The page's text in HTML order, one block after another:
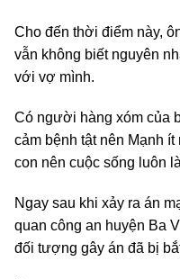
Cho đến thời điểm này,
vẫn không biết nguyên
với vợ mình.
Có người hàng xóm của
cảm bệnh tật nên Mạnh
con nên cuộc sống luôn
Ngay sau khi xảy ra án
quan công an huyện Ba
đối tượng gây án đã bị